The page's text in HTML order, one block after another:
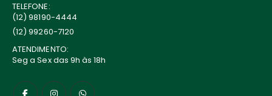
TELEFONE:
(12) 98190-4444
(12) 99260-7120
ATENDIMENTO:
Seg a Sex das 9h às 18h